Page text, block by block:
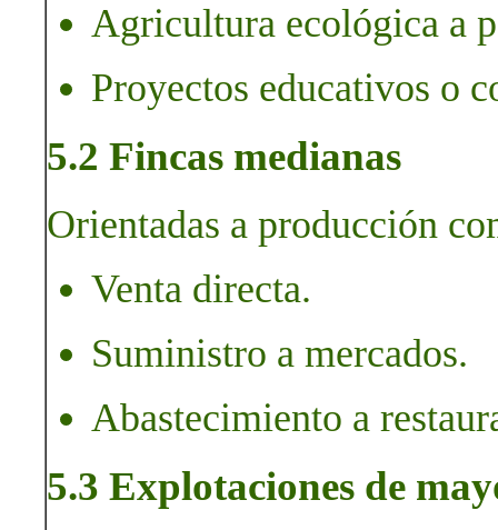
Agricultura ecológica a
Proyectos educativos o
5.2 Fincas medianas
Orientadas a producción
Venta directa.
Suministro a mercados.
Abastecimiento a
5.3 Explotaciones de